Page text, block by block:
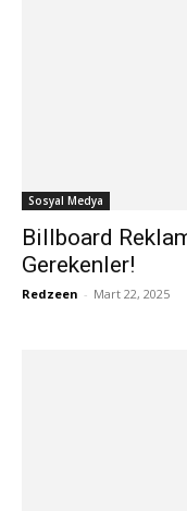
Sosyal Medya
Billboard
Gerekenler!
Redzeen - Mart 22, 2025